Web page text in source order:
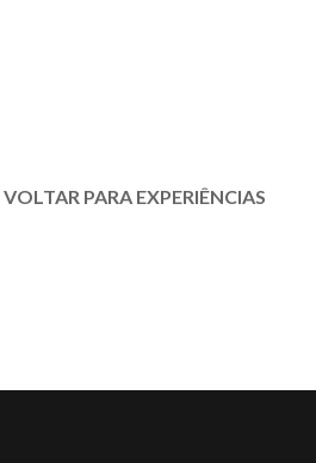
VOLTAR PARA EXPERIÊNCIAS